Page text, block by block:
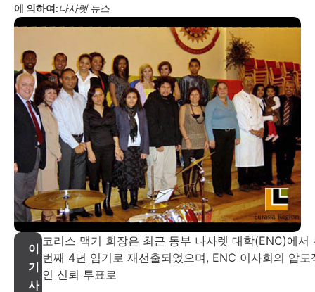
에 의하여:나사렛 뉴스
이
기
사
코리스 맥기 회장은 최근 동부 나사렛 대학(ENC)에서
번째 4년 임기로 재선출되었으며, ENC 이사회의 압도
인 신뢰 투표로